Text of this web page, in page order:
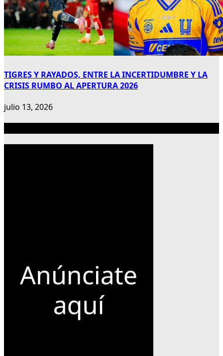
TIGRES Y RAYADOS, ENTRE LA INCERTIDUMBRE Y LA
CRISIS RUMBO AL APERTURA 2026
julio 13, 2026